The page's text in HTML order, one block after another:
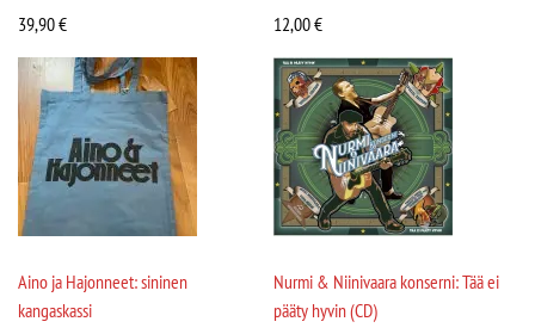
39,90€
12,00€
Aino ja Hajonneet: sininen
kangaskassi
Nurmi & Niinivaara konserni: Tää ei
pääty hyvin (CD)